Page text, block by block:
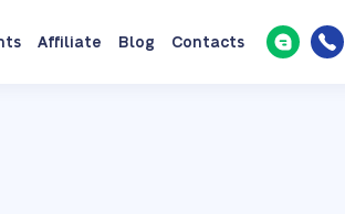
Affiliate Blog Contacts